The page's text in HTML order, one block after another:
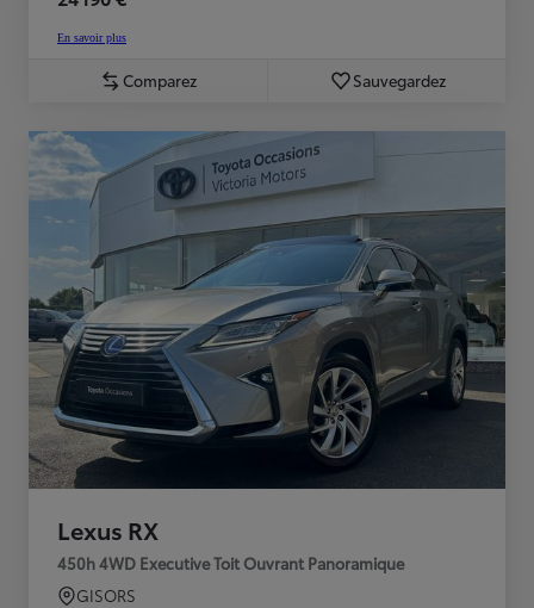
En savoir plus
Comparez Sauvegardez
Lexus RX
450h 4WD Executive Toit Ouvrant Panoramique
GISORS